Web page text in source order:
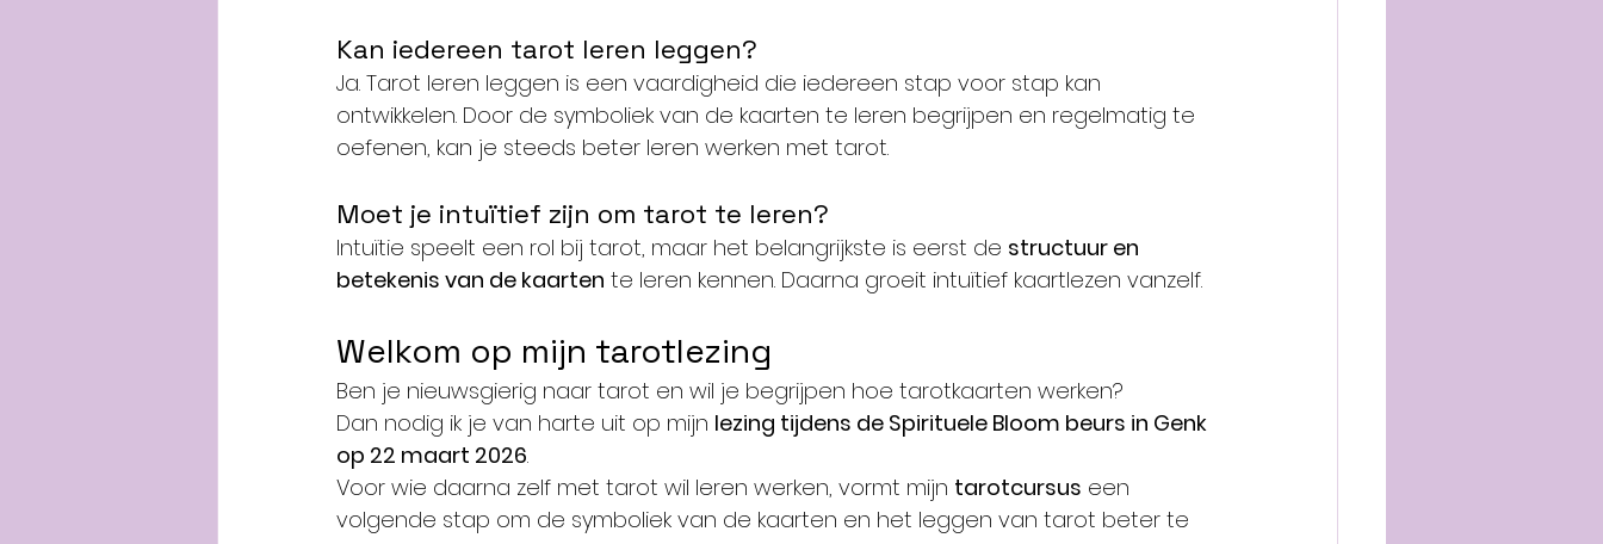
Kan iedereen tarot leren leggen?
Ja. Tarot leren leggen is een vaardigheid die iedereen stap voor stap kan
ontwikkelen. Door de symboliek van de kaarten te leren begrijpen en regelmatig te
oefenen, kan je steeds beter leren werken met tarot.
Moet je intuïtief zijn om tarot te leren?
Intuïtie speelt een rol bij tarot, maar het belangrijkste is eerst de structuur en
betekenis van de kaarten te leren kennen. Daarna groeit intuïtief kaartlezen vanzelf.
Welkom op mijn tarotlezing
Ben je nieuwsgierig naar tarot en wil je begrijpen hoe tarotkaarten werken?
Dan nodig ik je van harte uit op mijn lezing tijdens de Spirituele Bloom beurs in Genk
op 22 maart 2026.
Voor wie daarna zelf met tarot wil leren werken, vormt mijn tarotcursus een
volgende stap om de symboliek van de kaarten en het leggen van tarot beter te